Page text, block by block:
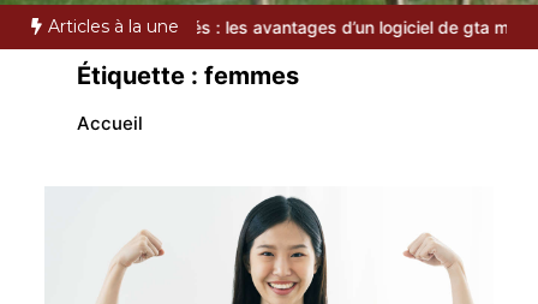
Articles à la une
: les avantages d’un logiciel de gta moderne Guide pratique :
Étiquette : femmes
Accueil